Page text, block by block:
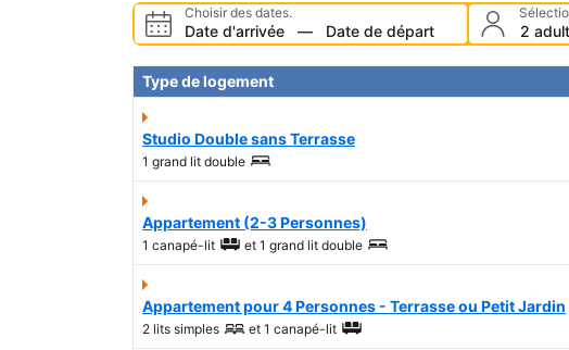
Choisir des dates.
Date d'arrivée — Date de départ 2
Type de logement
Studio Double sans Terrasse
1 grand lit double
Appartement (2-3 Personnes)
1 canapé-lit et 1 grand lit double
Appartement pour 4 Personnes - Terrasse ou Petit Jardin
2 lits simples et 1 canapé-lit